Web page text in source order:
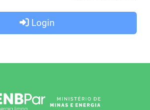
Login